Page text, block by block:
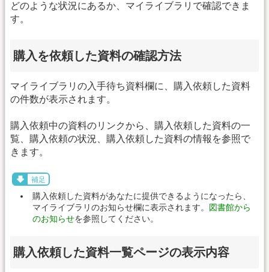
どのような状況にあるか、マイライブラリで確認できま
す。
購入を依頼した資料の確認方法
マイライブラリの入手待ち資料欄に、購入依頼した資料
の件数が表示されます。
購入依頼中の資料のリンクから、購入依頼した資料の一
覧、購入依頼の状況、購入依頼した資料の情報を参照で
きます。
補足
購入依頼した資料があなたに提供できるようになったら、
マイライブラリのお知らせ欄に表示されます。 図書館から
のお知らせを参照してください。
購入依頼した資料一覧ページの表示内容